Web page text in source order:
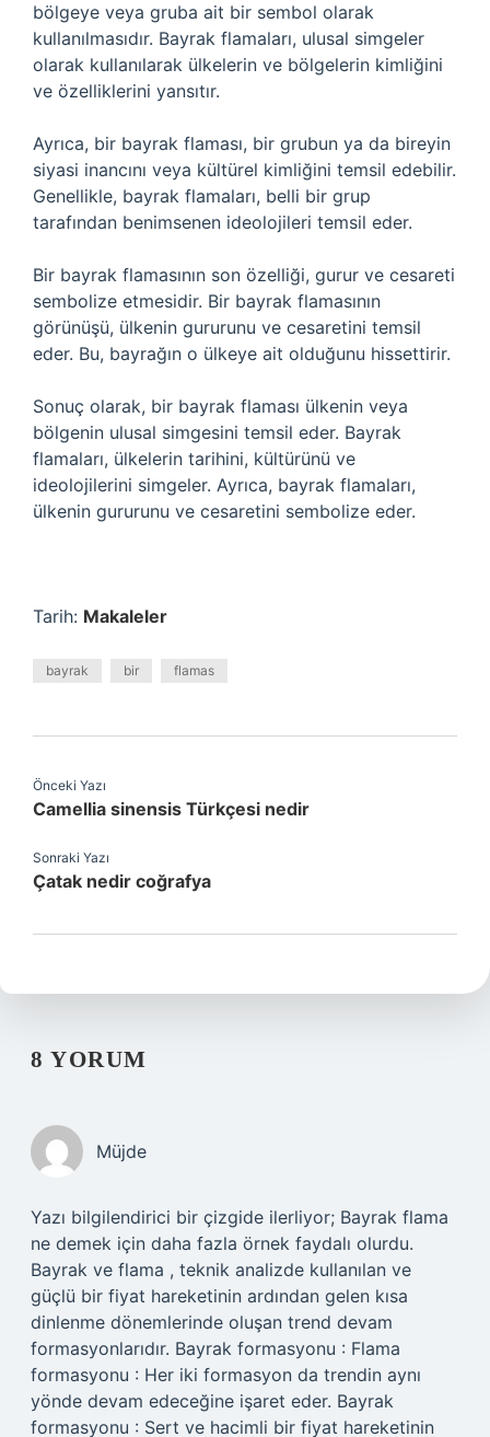
bölgeye veya gruba ait bir sembol olarak
kullanılmasıdır. Bayrak flamaları, ulusal simgeler
olarak kullanılarak ülkelerin ve bölgelerin kimliğini
ve özelliklerini yansıtır.
Ayrıca, bir bayrak flaması, bir grubun ya da bireyin
siyasi inancını veya kültürel kimliğini temsil edebilir.
Genellikle, bayrak flamaları, belli bir grup
tarafından benimsenen ideolojileri temsil eder.
Bir bayrak flamasının son özelliği, gurur ve cesareti
sembolize etmesidir. Bir bayrak flamasının
görünüşü, ülkenin gururunu ve cesaretini temsil
eder. Bu, bayrağın o ülkeye ait olduğunu hissettirir.
Sonuç olarak, bir bayrak flaması ülkenin veya
bölgenin ulusal simgesini temsil eder. Bayrak
flamaları, ülkelerin tarihini, kültürünü ve
ideolojilerini simgeler. Ayrıca, bayrak flamaları,
ülkenin gururunu ve cesaretini sembolize eder.
Tarih: Makaleler
bayrak bir flamas
Önceki Yazı
Camellia sinensis Türkçesi nedir
Sonraki Yazı
Çatak nedir coğrafya
8 YORUM
Müjde
Yazı bilgilendirici bir çizgide ilerliyor; Bayrak flama
ne demek için daha fazla örnek faydalı olurdu.
Bayrak ve flama , teknik analizde kullanılan ve
güçlü bir fiyat hareketinin ardından gelen kısa
dinlenme dönemlerinde oluşan trend devam
formasyonlarıdır. Bayrak formasyonu : Flama
formasyonu : Her iki formasyon da trendin aynı
yönde devam edeceğine işaret eder. Bayrak
formasyonu : Sert ve hacimli bir fiyat hareketinin